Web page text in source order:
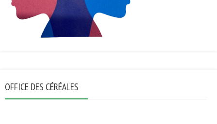
OFFICE DES CÉRÉALES